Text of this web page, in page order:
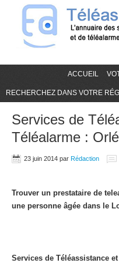
ACCUEIL
RECHERCHEZ DANS VOTRE
Services de
Téléalarme :
23 juin 2014 par Rédaction
Trouver un prestataire de
une personne âgée dans le
Services de Téléassistance et